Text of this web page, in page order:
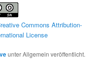
Commons Attribution-
License
unter Allgemein veröffentlicht.